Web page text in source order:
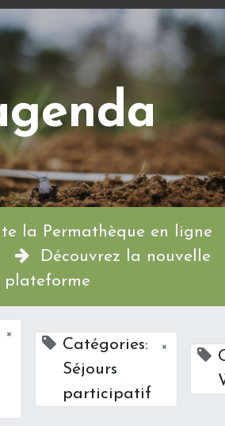
la Permathèque en ligne
Découvrez la nouvelle
plateforme
×
Catégories:
Séjours
participatif
×